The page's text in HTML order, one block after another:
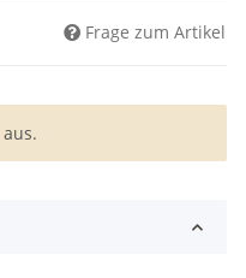
Frage zum Artikel